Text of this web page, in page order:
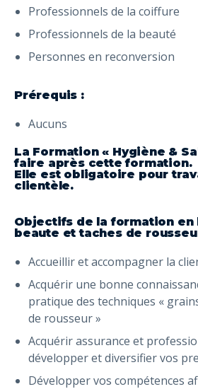
Professionnels de la coiffure
Professionnels de la beauté
Personnes en reconversion
Prérequis :
Aucuns
La Formation « Hygiène &
faire après cette formation.
Elle est obligatoire pour
clientèle.
Objectifs de la formation en
beaute et taches de
Accueillir et accompagner la
Acquérir une bonne
pratique des techniques «
de rousseur »
Acquérir assurance et
développer et diversifier vos
Développer vos compétences